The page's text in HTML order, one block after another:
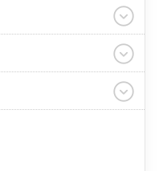


